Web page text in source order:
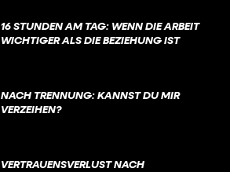
16 STUNDEN AM TAG: WENN DIE ARBEIT
WICHTIGER ALS DIE BEZIEHUNG IST
NACH TRENNUNG: KANNST DU MIR
VERZEIHEN?
VERTRAUENSVERLUST NACH